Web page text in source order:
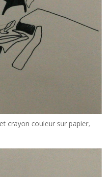
crayon couleur sur papier,